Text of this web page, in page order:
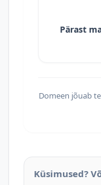
Pärast
Domeen jõuab
Küsimused?